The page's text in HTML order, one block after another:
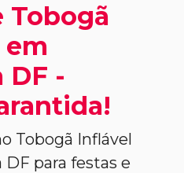
Tobogã
em
DF -
Tobogã Inflável
para festas e